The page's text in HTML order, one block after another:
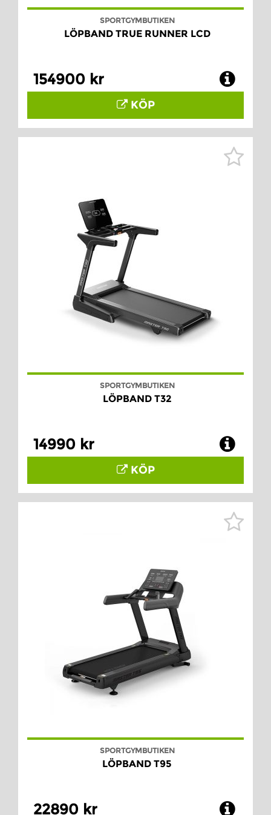
SPORTGYMBUTIKEN
LÖPBAND TRUE RUNNER LCD
154900 kr
KÖP
SPORTGYMBUTIKEN
LÖPBAND T32
14990 kr
KÖP
SPORTGYMBUTIKEN
LÖPBAND T95
22890 kr